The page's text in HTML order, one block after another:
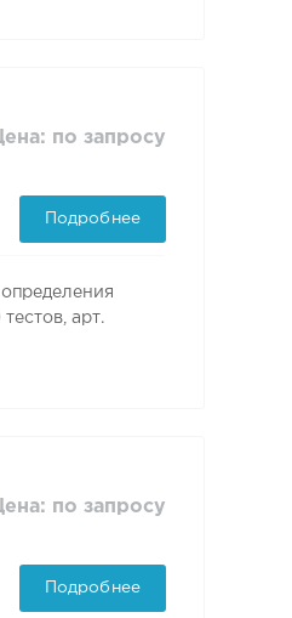
по запросу
Подробнее
арт.
по запросу
Подробнее